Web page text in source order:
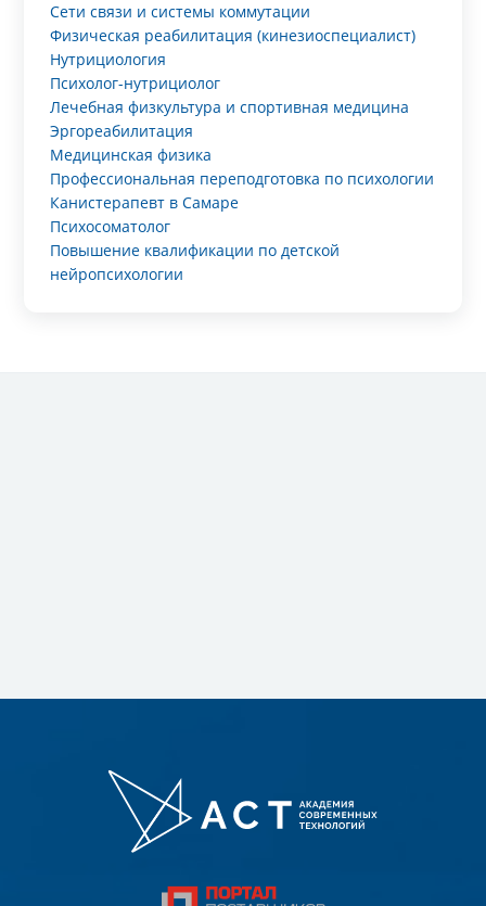
Сети связи и системы коммутации
Физическая реабилитация (кинезиоспециалист)
Нутрициология
Психолог-нутрициолог
Лечебная физкультура и спортивная медицина
Эргореабилитация
Медицинская физика
Профессиональная переподготовка по психологии
Канистерапевт в Самаре
Психосоматолог
Повышение квалификации по детской
нейропсихологии